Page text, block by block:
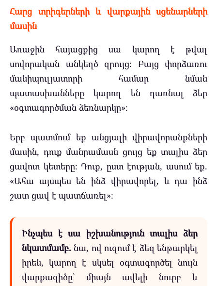
Հարց տրիգերների և վարքային սցենարների
մասին
Առաջին հայացքից սա կարող է թվալ
սովորական անկեղծ զրույց։ Բայց փորձառու
մանիպուլյատորի համար նման
պատասխանները կարող են դառնալ ձեր
«օգտագործման ձեռնարկը»։
Երբ պատմում եք անցյալի վիրավորանքների
մասին, դուք մանրամասն ցույց եք տալիս ձեր
ցավոտ կետերը։ Դուք, ըստ էության, ասում եք.
«Ահա այսպես են ինձ վիրավորել, և դա ինձ
շատ ցավ է պատճառել»։
Ինչպես է սա իշխանություն տալիս ձեր
նկատմամբ. նա, ով ուզում է ձեզ ենթարկել
իրեն, կարող է սկսել օգտագործել նույն
վարքագիծը՝ միայն ավելի նուրբ և